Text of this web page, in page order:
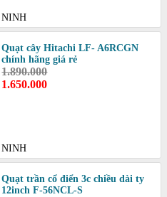
Quạt cây Hitachi LF- A6RCGN
chính hãng giá rẻ
1.890.000
1.650.000
Quạt trần cổ điển 3c chiều dài ty
12inch F-56NCL-S